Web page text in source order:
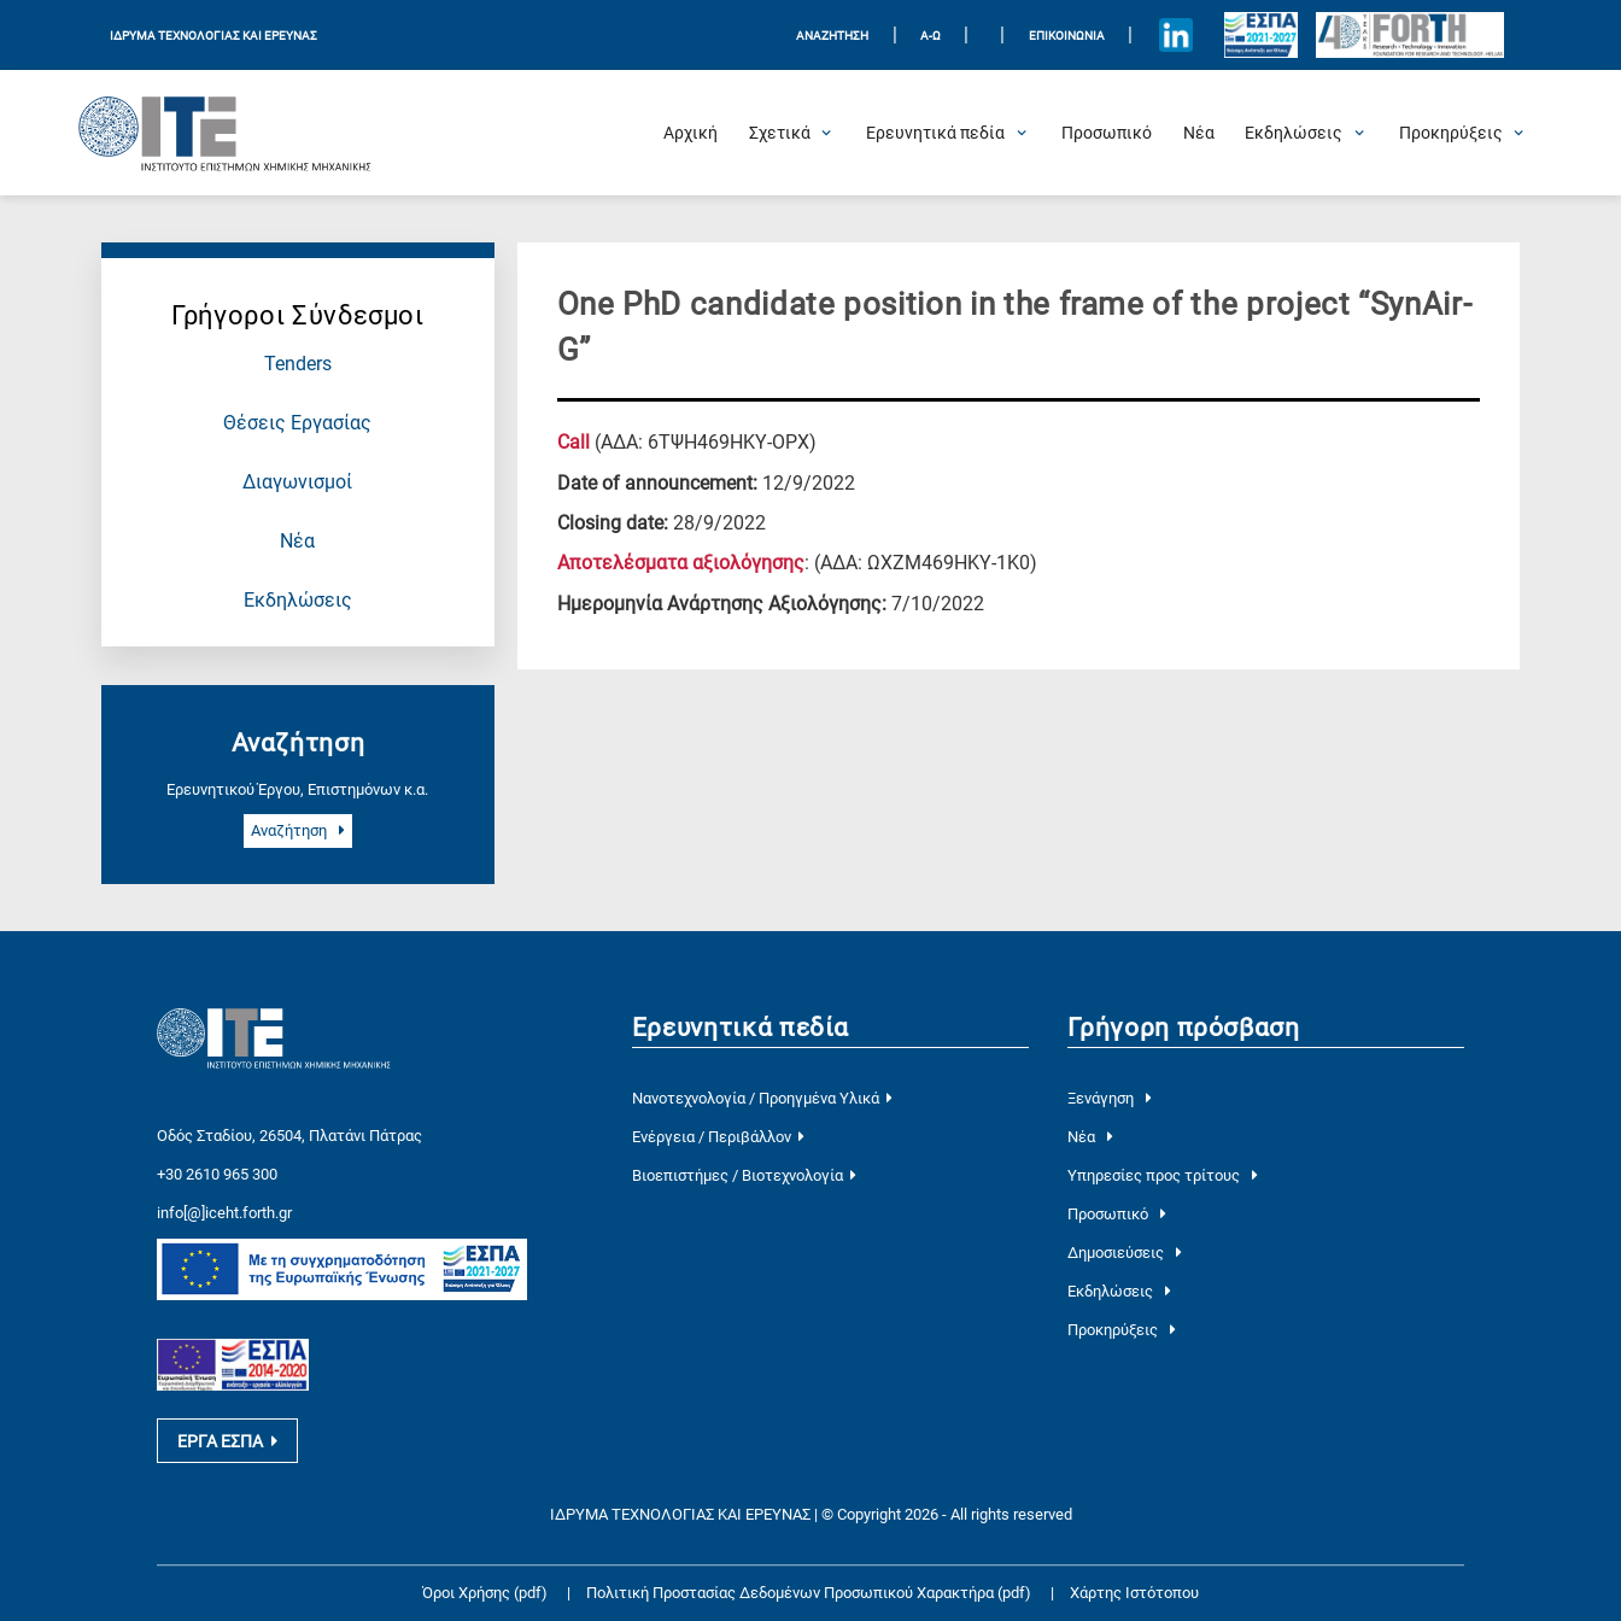
ΙΔΡΥΜΑ ΤΕΧΝΟΛΟΓΙΑΣ ΚΑΙ ΕΡΕΥΝΑΣ ΑΝΑΖΗΤΗΣΗ Α-Ω ΕΠΙΚΟΙΝΩΝΊΑ
Αρχική Σχετικά Ερευνητικά πεδία Προσωπικό Νέα Εκδηλώσεις Προκηρύξεις
Γρήγοροι Σύνδεσμοι
Tenders
Θέσεις Εργασίας
Διαγωνισμοί
Νέα
Εκδηλώσεις
Αναζήτηση
Ερευνητικού Έργου, Επιστημόνων κ.α.
Αναζήτηση
One PhD candidate position in the frame of the project “SynAir-
G”
Call
(ΑΔΑ: 6ΤΨΗ469ΗΚΥ-ΟΡΧ)
Date of announcement:12/9/2022
Closing date:28/9/2022
Αποτελέσματα αξιολόγησης: (ΑΔΑ: ΩΧΖΜ469ΗΚΥ-1Κ0)
Ημερομηνία Ανάρτησης Αξιολόγησης: 7/10/2022
Οδός Σταδίου, 26504, Πλατάνι Πάτρας
+30 2610 965 300
info[@]iceht.forth.gr
ΕΡΓΑ ΕΣΠΑ
Ερευνητικά πεδία
Νανοτεχνολογία / Προηγμένα Υλικά
Ενέργεια / Περιβάλλον
Βιοεπιστήμες / Βιοτεχνολογία
Γρήγορη πρόσβαση
Ξενάγηση
Νέα
Υπηρεσίες προς τρίτους
Προσωπικό
Δημοσιεύσεις
Εκδηλώσεις
Προκηρύξεις
ΙΔΡΥΜΑ ΤΕΧΝΟΛΟΓΙΑΣ ΚΑΙ ΕΡΕΥΝΑΣ | © Copyright 2026 - All rights reserved
Όροι Χρήσης (pdf) | Πολιτική Προστασίας Δεδομένων Προσωπικού Χαρακτήρα (pdf) | Χάρτης Ιστότοπου